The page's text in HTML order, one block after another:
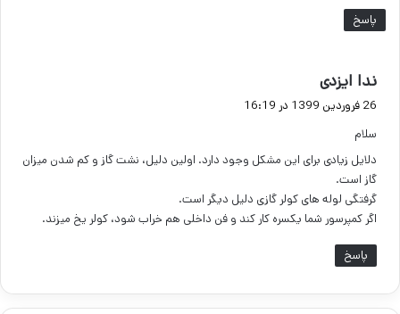
پاسخ
ندا ایزدی
ف
26 فروردین 1399 در 16:19
سلام
دلایل زیادی برای این مشکل وجود دارد. اولین دلیل، نشت گاز و کم شدن میزان
گاز است.
گرفتگی لوله های کولر گازی دلیل دیگر است.
اگر کمپرسور شما یکسره کار کند و فن داخلی هم خراب شود، کولر یخ میزند.
پاسخ